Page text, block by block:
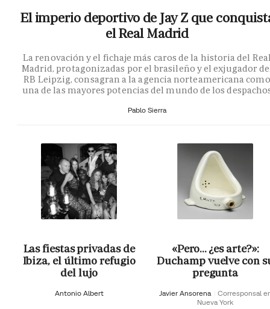
El imperio deportivo de Jay Z que
el Real Madrid
La renovación y el fichaje más caros de la historia del
Madrid, protagonizadas por el brasileño y el exjugador
RB Leipzig, consagran a la agencia norteamericana como
una de las mayores potencias del mundo de los
Pablo Sierra
Las fiestas privadas de
Ibiza, el último refugio
del lujo
Antonio Albert
«Pero… ¿es arte?»:
Duchamp vuelve con
pregunta
Javier Ansorena
Corresponsal
Nueva York